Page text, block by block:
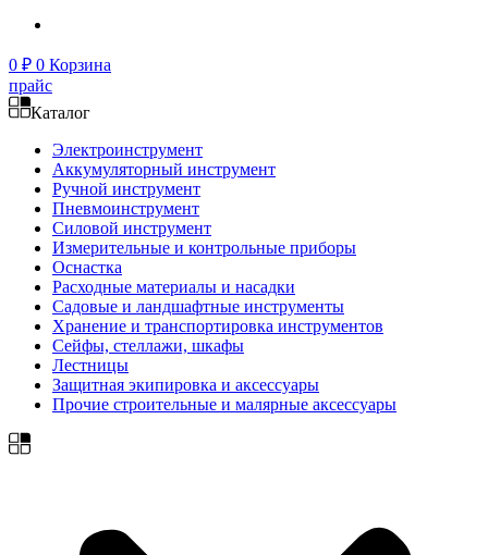
0 ₽ 0 Корзина
прайс
Каталог
Электроинструмент
Аккумуляторный инструмент
Ручной инструмент
Пневмоинструмент
Силовой инструмент
Измерительные и контрольные приборы
Оснастка
Расходные материалы и насадки
Садовые и ландшафтные инструменты
Хранение и транспортировка инструментов
Сейфы, стеллажи, шкафы
Лестницы
Защитная экипировка и аксессуары
Прочие строительные и малярные аксессуары